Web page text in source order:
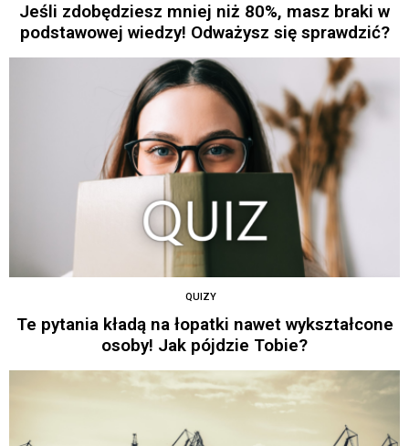
Jeśli zdobędziesz mniej niż 80%, masz braki w
podstawowej wiedzy! Odważysz się sprawdzić?
QUIZY
Te pytania kładą na łopatki nawet wykształcone
osoby! Jak pójdzie Tobie?